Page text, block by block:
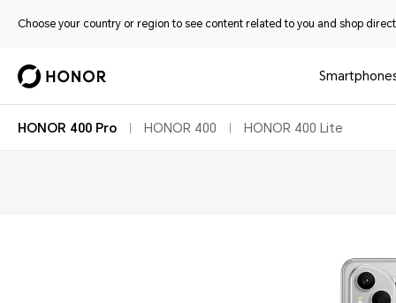
Choose your country or region to see content related to you and shop
HONOR 400 Pro HONOR 400 HONOR 400 Lite